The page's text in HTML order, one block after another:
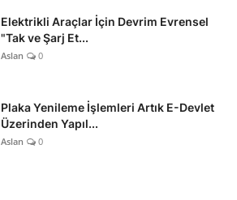
Elektrikli Araçlar İçin Devrim Evrensel
"Tak ve Şarj Et...
Aslan 0
Plaka Yenileme İşlemleri Artık E-Devlet
Üzerinden Yapıl...
Aslan 0